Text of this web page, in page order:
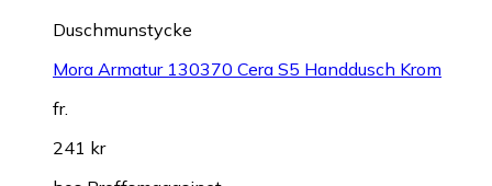
Duschmunstycke
Mora Armatur 130370 Cera S5 Handdusch Krom
fr.
241 kr